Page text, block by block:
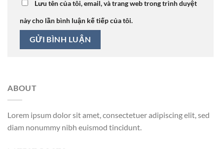
Lưu tên của tôi, email, và trang web trong trình duyệt
này cho lần bình luận kế tiếp của tôi.
ABOUT
Lorem ipsum dolor sit amet, consectetuer adipiscing elit, sed
diam nonummy nibh euismod tincidunt.